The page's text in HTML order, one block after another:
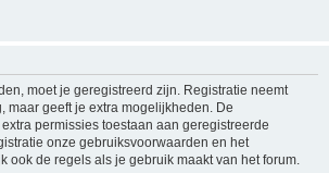
moet je geregistreerd zijn. Registratie neemt
maar geeft je extra mogelijkheden. De
permissies toestaan aan geregistreerde
onze gebruiksvoorwaarden en het
ook de regels als je gebruik maakt van het forum.